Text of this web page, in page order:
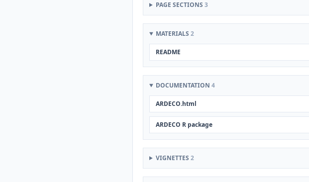
PAGE SECTIONS 3
MATERIALS 2
README
DOCUMENTATION 4
ARDECO.html
ARDECO R package
VIGNETTES 2